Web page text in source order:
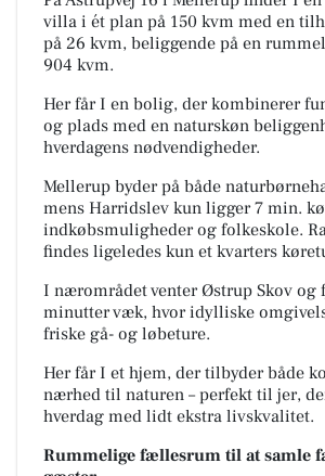
villa i ét plan på 150 kvm med en
på 26 kvm, beliggende på en
904 kvm.
Her får I en bolig, der kombinerer
og plads med en naturskøn
hverdagens nødvendigheder.
Mellerup byder på både
mens Harridslev kun ligger 7 min.
indkøbsmuligheder og folkeskole.
findes ligeledes kun et kvarters
I nærområdet venter Østrup Skov og
minutter væk, hvor idylliske
friske gå- og løbeture.
Her får I et hjem, der tilbyder både
nærhed til naturen – perfekt til jer,
hverdag med lidt ekstra livskvalitet.
Rummelige fællesrum til at samle